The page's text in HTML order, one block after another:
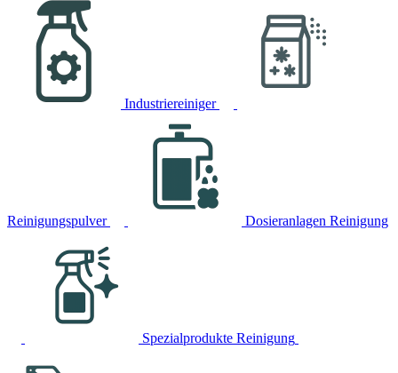
Industriereiniger
Reinigungspulver Dosieranlagen Reinigung
Spezialprodukte Reinigung